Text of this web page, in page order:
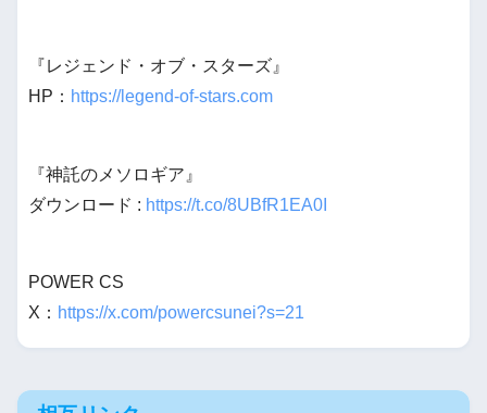
『レジェンド・オブ・スターズ』
HP： https://legend-of-stars.com
『神託のメソロギア』
ダウンロード : https://t.co/8UBfR1EA0I
POWER CS
X： https://x.com/powercsunei?s=21